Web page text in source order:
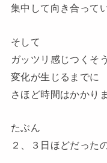
集中して向き合って
そして
ガッツリ感じつくそ
変化が生じるまでに
さほど時間はかかり
たぶん
２、３日ほどだった